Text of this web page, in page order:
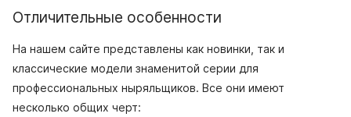
Отличительные особенности
На нашем сайте представлены как новинки, так и
классические модели знаменитой серии для
профессиональных ныряльщиков. Все они имеют
несколько общих черт: